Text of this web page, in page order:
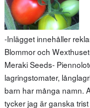
-Inlägget innehåller
Blommor och
Meraki Seeds-
lagringstomater,
barn har många namn.
tycker jag är ganska